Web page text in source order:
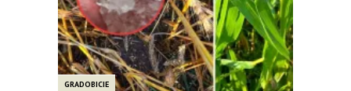
GRADOBICIE